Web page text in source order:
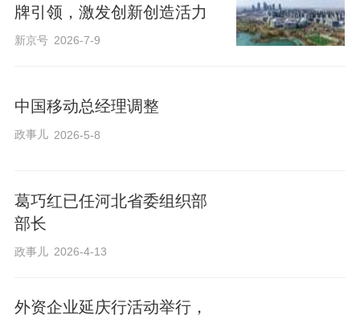
牌引领，激发创新创造活力
新京号 2026-7-9
中国移动总经理调整
政事儿 2026-5-8
葛巧红已任河北省委组织部
部长
政事儿 2026-4-13
外资企业延庆行活动举行，